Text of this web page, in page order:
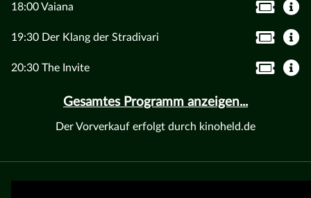
18:00 Vaiana
19:30 Der Klang der Stradivari
20:30 The Invite
Gesamtes Programm anzeigen...
Der Vorverkauf erfolgt durch kinoheld.de